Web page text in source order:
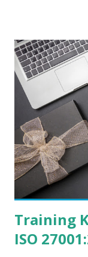
salah satunya
satu-satunya
merupakan cara
perusahaan.
manajemen ISO
QualityClub
Tulisan ini
Training
ISO